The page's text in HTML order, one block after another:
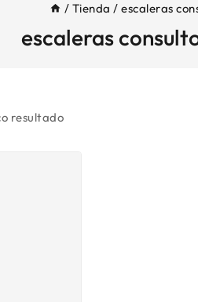
/ Tienda / escaleras
escaleras
resultado